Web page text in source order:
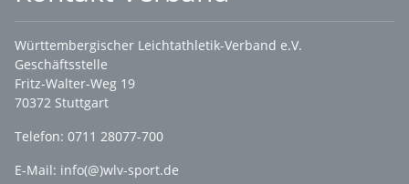
Württembergischer Leichtathletik-Verband e.V.
Geschäftsstelle
Fritz-Walter-Weg 19
70372 Stuttgart
Telefon: 0711 28077-700
E-Mail: info(@)wlv-sport.de